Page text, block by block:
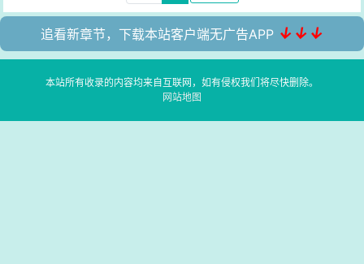
追看新章节，下载本站客户端无广告APP ↓↓↓
本站所有收录的内容均来自互联网，如有侵权我们将尽快删除。
网站地图